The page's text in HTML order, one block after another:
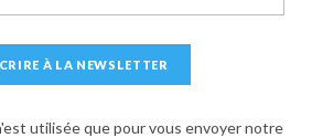
utilisée que pour vous envoyer notre